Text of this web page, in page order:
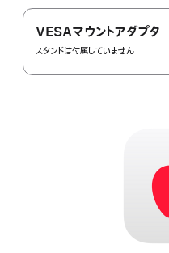
VESAマウントアダプタ
スタンドは付属していません